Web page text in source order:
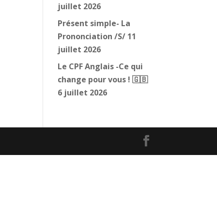
juillet 2026
Présent simple- La
Prononciation /S/ 11
juillet 2026
Le CPF Anglais -Ce qui
change pour vous ! 🇬🇧
6 juillet 2026